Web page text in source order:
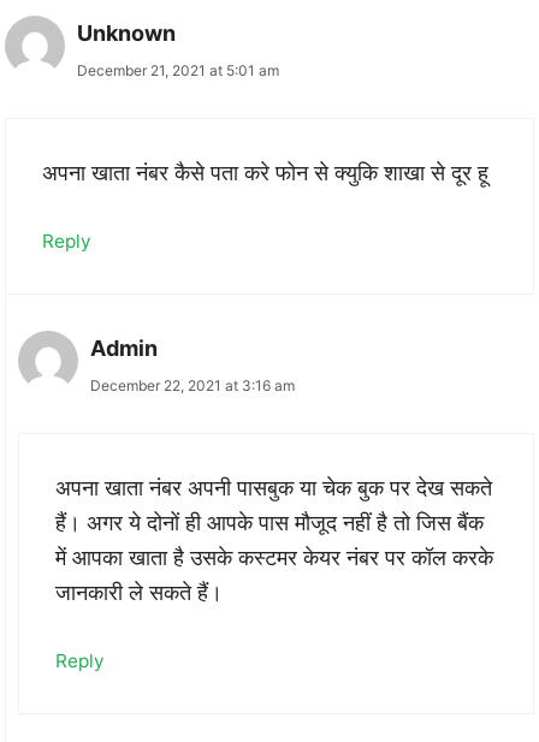
Unknown
December 21, 2021 at 5:01 am
अपना खाता नंबर कैसे पता करे फोन से क्युकि शाखा से दूर हू
Reply
Admin
December 22, 2021 at 3:16 am
अपना खाता नंबर अपनी पासबुक या चेक बुक पर देख सकते
हैं। अगर ये दोनों ही आपके पास मौजूद नहीं है तो जिस बैंक
में आपका खाता है उसके कस्टमर केयर नंबर पर कॉल करके
जानकारी ले सकते हैं।
Reply